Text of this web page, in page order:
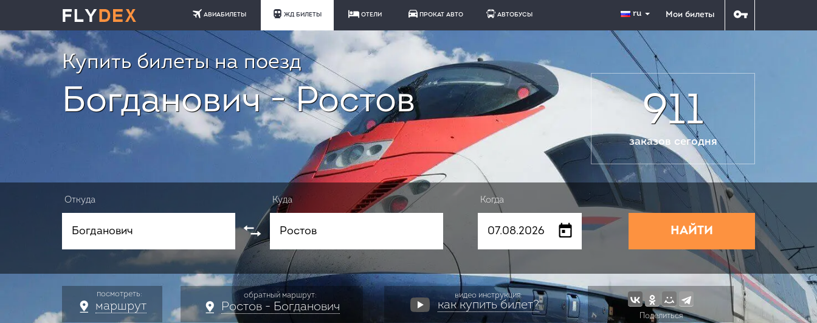
АВИАБИЛЕТЫ ЖД БИЛЕТЫ ОТЕЛИ ПРОКАТ АВТО АВТОБУСЫ ru Мои билеты
Купить билеты на поезд
Богданович - Ростов 911
заказов сегодня
Откуда Куда Когда
НАЙТИ
посмотреть:
маршрут
обратный маршрут:
Ростов - Богданович
видео инструкция:
как купить билет?
Поделиться